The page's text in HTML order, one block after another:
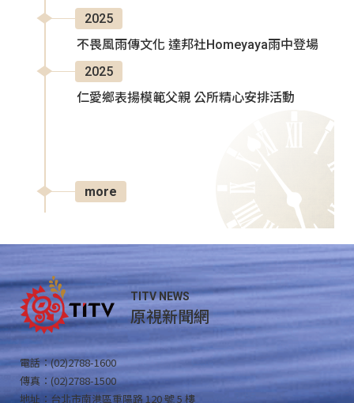
2025
不畏風雨傳文化 達邦社Homeyaya雨中登場
2025
仁愛鄉表揚模範父親 公所精心安排活動
more
TITV NEWS
原視新聞網
電話：(02)2788-1600
傳真：(02)2788-1500
地址：台北市南港區重陽路 120 號 5 樓